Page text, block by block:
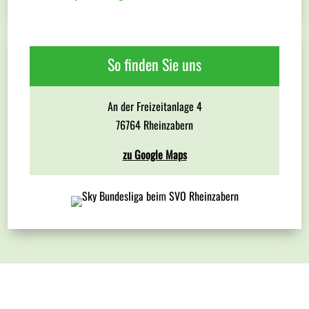
So finden Sie uns
An der Freizeitanlage 4
76764 Rheinzabern
zu Google Maps